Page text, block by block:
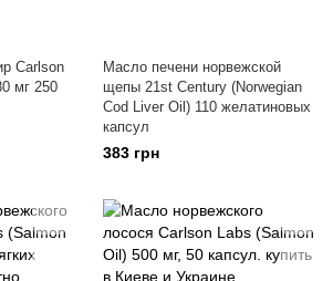
Carlson
мг 250
Масло печени норвежской
щепы 21st Century (Norwegian
Cod Liver Oil) 110 желатиновых
капсул
383 грн